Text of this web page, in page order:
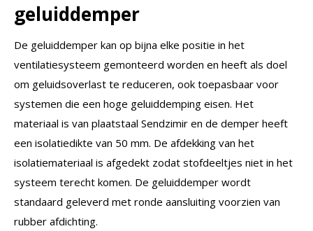
geluiddemper
De geluiddemper kan op bijna elke positie in het
ventilatiesysteem gemonteerd worden en heeft als doel
om geluidsoverlast te reduceren, ook toepasbaar voor
systemen die een hoge geluiddemping eisen. Het
materiaal is van plaatstaal Sendzimir en de demper heeft
een isolatiedikte van 50 mm. De afdekking van het
isolatiemateriaal is afgedekt zodat stofdeeltjes niet in het
systeem terecht komen. De geluiddemper wordt
standaard geleverd met ronde aansluiting voorzien van
rubber afdichting.